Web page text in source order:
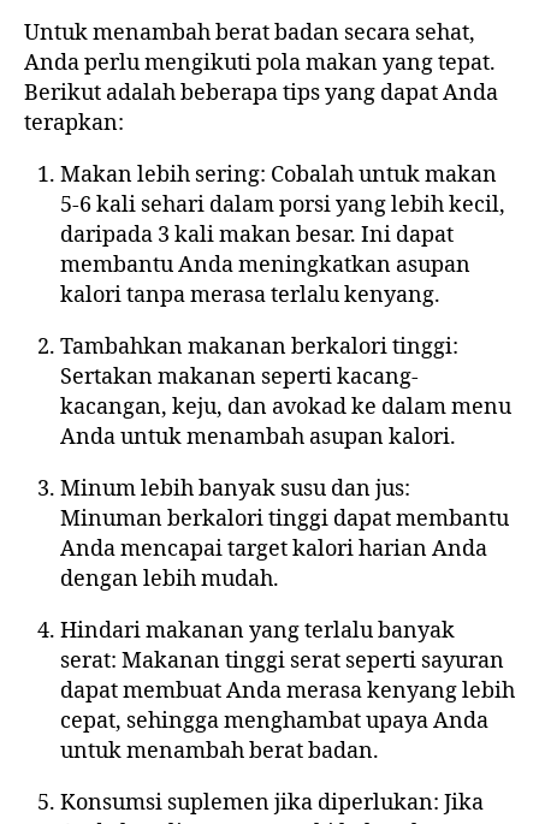
Untuk menambah berat badan secara sehat,
Anda perlu mengikuti pola makan yang tepat.
Berikut adalah beberapa tips yang dapat Anda
terapkan:
Makan lebih sering: Cobalah untuk makan
5-6 kali sehari dalam porsi yang lebih kecil,
daripada 3 kali makan besar. Ini dapat
membantu Anda meningkatkan asupan
kalori tanpa merasa terlalu kenyang.
Tambahkan makanan berkalori tinggi:
Sertakan makanan seperti kacang-
kacangan, keju, dan avokad ke dalam menu
Anda untuk menambah asupan kalori.
Minum lebih banyak susu dan jus:
Minuman berkalori tinggi dapat membantu
Anda mencapai target kalori harian Anda
dengan lebih mudah.
Hindari makanan yang terlalu banyak
serat: Makanan tinggi serat seperti sayuran
dapat membuat Anda merasa kenyang lebih
cepat, sehingga menghambat upaya Anda
untuk menambah berat badan.
Konsumsi suplemen jika diperlukan: Jika